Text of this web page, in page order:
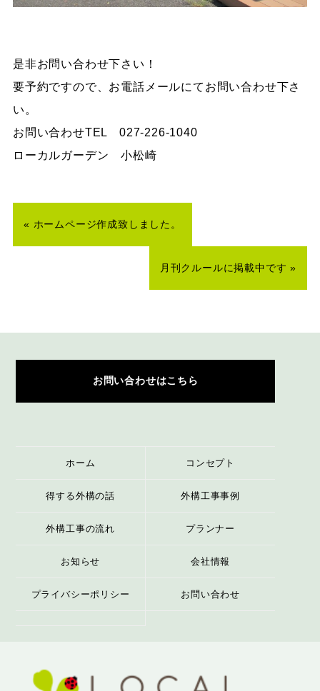
是非お問い合わせ下さい！
要予約ですので、お電話メールにてお問い合わせ下さ
い。
お問い合わせTEL 027-226-1040
ローカルガーデン 小松崎
« ホームページ作成致しました。
月刊クルールに掲載中です »
お問い合わせはこちら
ホーム コンセプト
得する外構の話 外構工事事例
外構工事の流れ プランナー
お知らせ 会社情報
プライバシーポリシー お問い合わせ